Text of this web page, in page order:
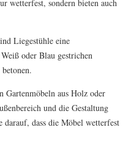
wetterfest, sondern bieten auch
Liegestühle eine
oder Blau gestrichen
Gartenmöbeln aus Holz oder
und die Gestaltung
darauf, dass die Möbel wetterfest